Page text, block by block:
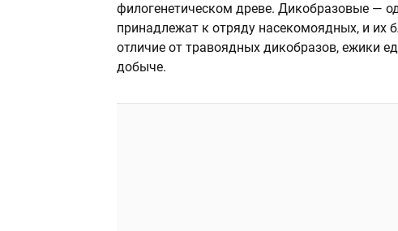
филогенетическом древе. Дикобразовые —
принадлежат к отряду насекомоядных, и
отличие от травоядных дикобразов, ежики
добыче.